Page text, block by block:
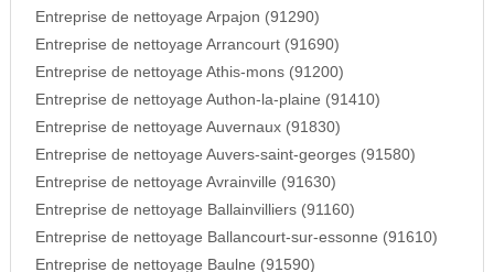
Entreprise de nettoyage Arpajon (91290)
Entreprise de nettoyage Arrancourt (91690)
Entreprise de nettoyage Athis-mons (91200)
Entreprise de nettoyage Authon-la-plaine (91410)
Entreprise de nettoyage Auvernaux (91830)
Entreprise de nettoyage Auvers-saint-georges (91580)
Entreprise de nettoyage Avrainville (91630)
Entreprise de nettoyage Ballainvilliers (91160)
Entreprise de nettoyage Ballancourt-sur-essonne (91610)
Entreprise de nettoyage Baulne (91590)